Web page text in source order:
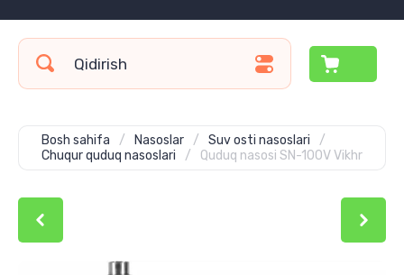
Bosh sahifa / Nasoslar / Suv osti nasoslari
/
Chuqur quduq nasoslari
/ Quduq nasosi SN-100V Vikhr